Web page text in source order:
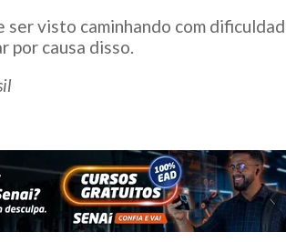
ser visto caminhando com
por causa disso.